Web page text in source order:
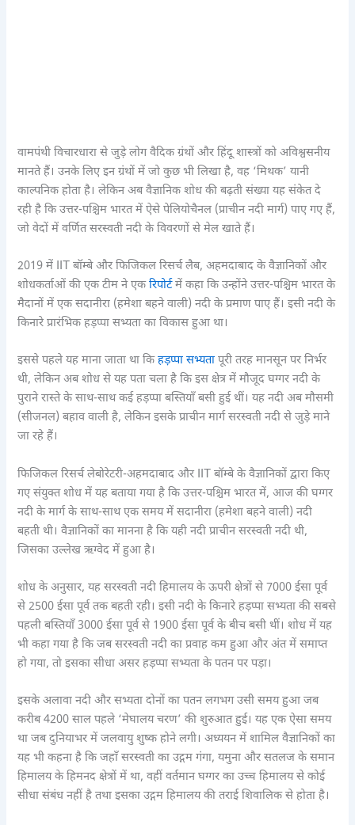
वामपंथी विचारधारा से जुड़े लोग वैदिक ग्रंथों और हिंदू शास्त्रों को अविश्वसनीय
मानते हैं। उनके लिए इन ग्रंथों में जो कुछ भी लिखा है, वह ‘मिथक’ यानी
काल्पनिक होता है। लेकिन अब वैज्ञानिक शोध की बढ़ती संख्या यह संकेत दे
रही है कि उत्तर-पश्चिम भारत में ऐसे पेलियोचैनल (प्राचीन नदी मार्ग) पाए गए हैं,
जो वेदों में वर्णित सरस्वती नदी के विवरणों से मेल खाते हैं।
2019 में IIT बॉम्बे और फिजिकल रिसर्च लैब, अहमदाबाद के वैज्ञानिकों और
शोधकर्ताओं की एक टीम ने एकरिपोर्टमें कहा कि उन्होंने उत्तर-पश्चिम भारत के
मैदानों में एक सदानीरा (हमेशा बहने वाली) नदी के प्रमाण पाए हैं। इसी नदी के
किनारे प्रारंभिक हड़प्पा सभ्यता का विकास हुआ था।
इससे पहले यह माना जाता था किहड़प्पा सभ्यता पूरी तरह मानसून पर निर्भर
थी, लेकिन अब शोध से यह पता चला है कि इस क्षेत्र में मौजूद घग्गर नदी के
पुराने रास्ते के साथ-साथ कई हड़प्पा बस्तियाँ बसी हुई थीं। यह नदी अब मौसमी
(सीजनल) बहाव वाली है, लेकिन इसके प्राचीन मार्ग सरस्वती नदी से जुड़े माने
जा रहे हैं।
फिजिकल रिसर्च लेबोरेटरी-अहमदाबाद और IIT बॉम्बे के वैज्ञानिकों द्वारा किए
गए संयुक्त शोध में यह बताया गया है कि उत्तर-पश्चिम भारत में, आज की घग्गर
नदी के मार्ग के साथ-साथ एक समय में सदानीरा (हमेशा बहने वाली) नदी
बहती थी। वैज्ञानिकों का मानना है कि यही नदी प्राचीन सरस्वती नदी थी,
जिसका उल्लेख ऋग्वेद में हुआ है।
शोध के अनुसार, यह सरस्वती नदी हिमालय के ऊपरी क्षेत्रों से 7000 ईसा पूर्व
से 2500 ईसा पूर्व तक बहती रही। इसी नदी के किनारे हड़प्पा सभ्यता की सबसे
पहली बस्तियाँ 3000 ईसा पूर्व से 1900 ईसा पूर्व के बीच बसी थीं। शोध में यह
भी कहा गया है कि जब सरस्वती नदी का प्रवाह कम हुआ और अंत में समाप्त
हो गया, तो इसका सीधा असर हड़प्पा सभ्यता के पतन पर पड़ा।
इसके अलावा नदी और सभ्यता दोनों का पतन लगभग उसी समय हुआ जब
करीब 4200 साल पहले ‘मेघालय चरण’ की शुरुआत हुई। यह एक ऐसा समय
था जब दुनियाभर में जलवायु शुष्क होने लगी। अध्ययन में शामिल वैज्ञानिकों का
यह भी कहना है कि जहाँ सरस्वती का उद्गम गंगा, यमुना और सतलज के समान
हिमालय के हिमनद क्षेत्रों में था, वहीं वर्तमान घग्गर का उच्च हिमालय से कोई
सीधा संबंध नहीं है तथा इसका उद्गम हिमालय की तराई शिवालिक से होता है।